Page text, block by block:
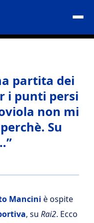
partita dei
i punti persi
non mi
Su
Mancini è ospite
, su Rai2. Ecco